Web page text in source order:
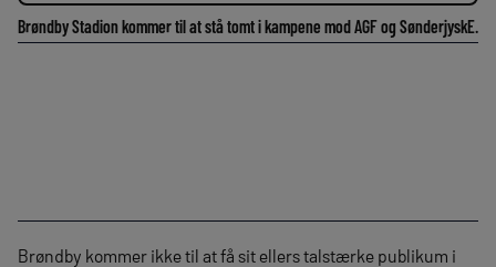
Brøndby Stadion kommer til at stå tomt i kampene mod AGF og SønderjyskE.
Brøndby kommer ikke til at få sit ellers talstærke publikum i